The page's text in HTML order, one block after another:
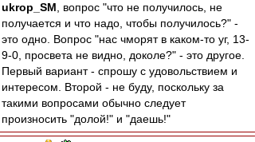
ukrop_SM , вопрос "что не получилось, не
получается и что надо, чтобы получилось?" -
это одно. Вопрос "нас чморят в каком-то уг, 13-
9-0, просвета не видно, доколе?" - это другое.
Первый вариант - спрошу с удовольствием и
интересом. Второй - не буду, поскольку за
такими вопросами обычно следует
произносить "долой!" и "даешь!"